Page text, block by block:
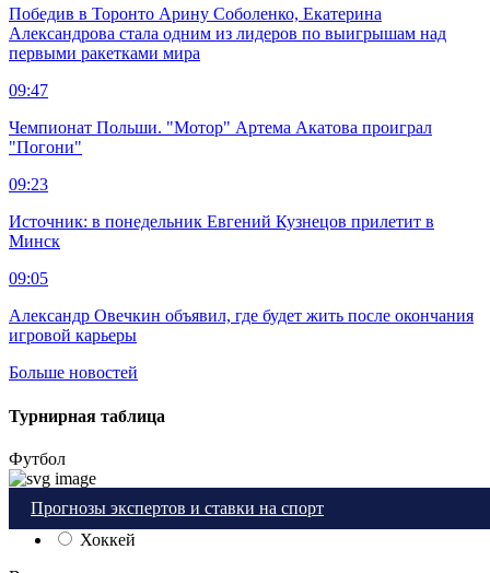
Победив в Торонто Арину Соболенко, Екатерина
Александрова стала одним из лидеров по выигрышам над
первыми ракетками мира
09:47
Чемпионат Польши. "Мотор" Артема Акатова проиграл
"Погони"
09:23
Источник: в понедельник Евгений Кузнецов прилетит в
Минск
09:05
Александр Овечкин объявил, где будет жить после окончания
игровой карьеры
Больше новостей
Турнирная таблица
Футбол
Футбол
Хоккей
Прогнозы экспертов и ставки на спорт